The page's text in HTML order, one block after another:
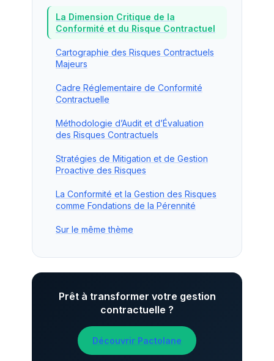
La Dimension Critique de la
Conformité et du Risque Contractuel
Cartographie des Risques Contractuels
Majeurs
Cadre Réglementaire de Conformité
Contractuelle
Méthodologie d’Audit et d’Évaluation
des Risques Contractuels
Stratégies de Mitigation et de Gestion
Proactive des Risques
La Conformité et la Gestion des Risques
comme Fondations de la Pérennité
Sur le même thème
Prêt à transformer votre gestion
contractuelle ?
Découvrir Pactolane